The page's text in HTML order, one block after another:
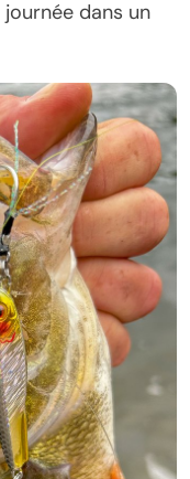
dans un